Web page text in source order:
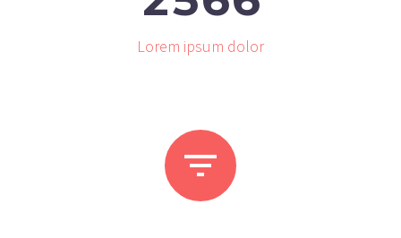
Lorem ipsum dolor

